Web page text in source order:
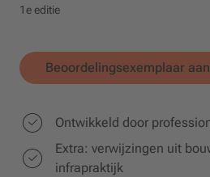
1e editie
Beoordelingsexemplaar
Ontwikkeld door
Extra: verwijzingen uit
infrapraktijk